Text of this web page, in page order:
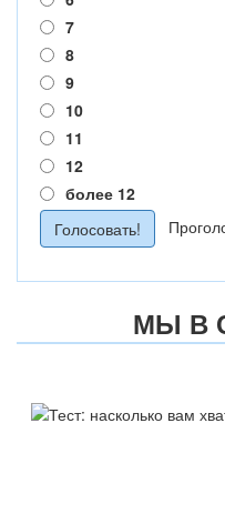
7
8
9
10
11
12
более 12
МЫ В